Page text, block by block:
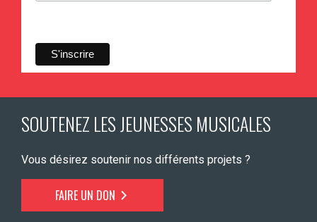
SOUTENEZ LES JEUNESSES MUSICALES
Vous désirez soutenir nos différents projets ?
FAIRE UN DON